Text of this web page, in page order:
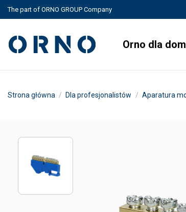
The part of ORNO GROUP Company
Orno dla
Strona główna Dla profesjonalistów Aparatura